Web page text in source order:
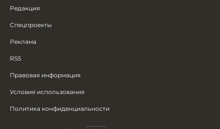
Редакция
Спецпроекты
Реклама
RSS
Правовая информация
Условия использования
Политика конфиденциальности